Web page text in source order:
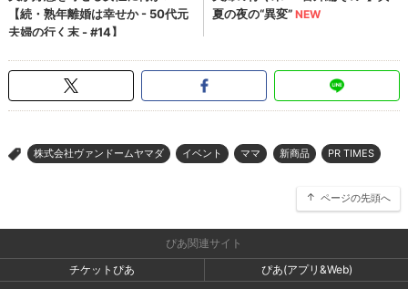
> 株式会社ヴァンドームヤマダ イベント ママ 新商品 PR TIMES
ページの先頭へ
ぴあ関連サイト
チケットぴあ
ぴあ(アプリ&Web)